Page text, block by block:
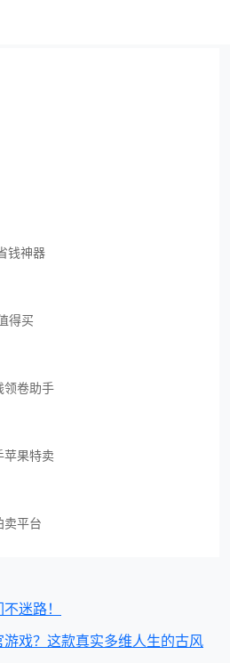
钱神器
得买
领卷助手
苹果特卖
卖平台
迷路！
戏？这款真实多维人生的古风